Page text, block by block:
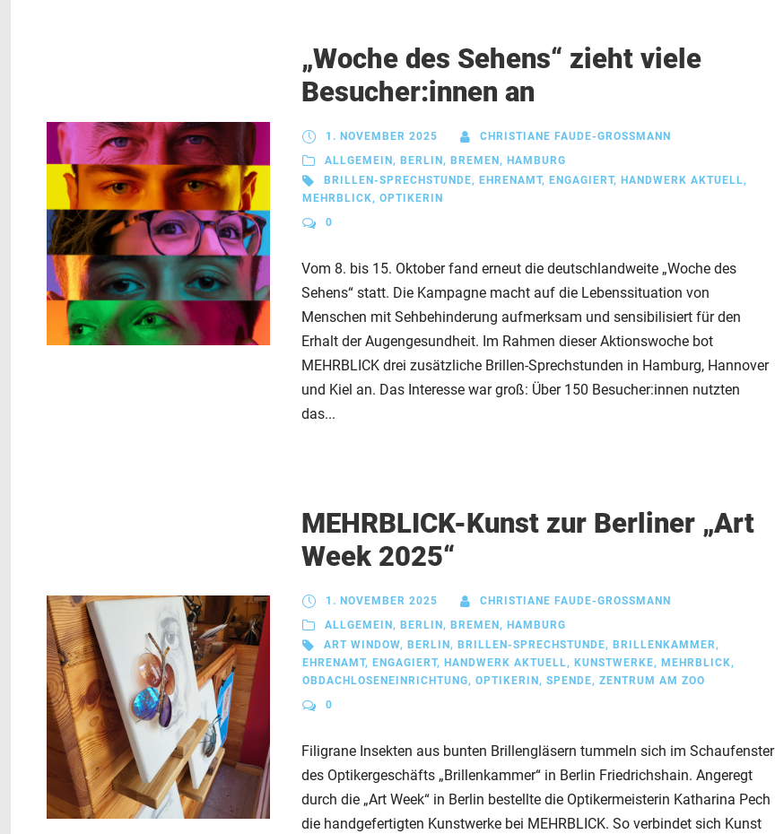
„Woche des Sehens“ zieht viele
Besucher:innen an
1. NOVEMBER 2025
CHRISTIANE FAUDE-GROSSMANN
ALLGEMEIN , BERLIN , BREMEN , HAMBURG
BRILLEN-SPRECHSTUNDE, EHRENAMT, ENGAGIERT, HANDWERK AKTUELL,
MEHRBLICK, OPTIKERIN
0
Vom 8. bis 15. Oktober fand erneut die deutschlandweite „Woche des
Sehens“ statt. Die Kampagne macht auf die Lebenssituation von
Menschen mit Sehbehinderung aufmerksam und sensibilisiert für den
Erhalt der Augengesundheit. Im Rahmen dieser Aktionswoche bot
MEHRBLICK drei zusätzliche Brillen-Sprechstunden in Hamburg, Hannover
und Kiel an. Das Interesse war groß: Über 150 Besucher:innen nutzten
das...
MEHRBLICK-Kunst zur Berliner „Art
Week 2025“
1. NOVEMBER 2025
CHRISTIANE FAUDE-GROSSMANN
ALLGEMEIN , BERLIN , BREMEN , HAMBURG
ART WINDOW, BERLIN , BRILLEN-SPRECHSTUNDE, BRILLENKAMMER,
EHRENAMT, ENGAGIERT, HANDWERK AKTUELL, KUNSTWERKE, MEHRBLICK,
OBDACHLOSENEINRICHTUNG, OPTIKERIN , SPENDE, ZENTRUM AM ZOO
0
Filigrane Insekten aus bunten Brillengläsern tummeln sich im Schaufenster
des Optikergeschäfts „Brillenkammer“ in Berlin Friedrichshain. Angeregt
durch die „Art Week“ in Berlin bestellte die Optikermeisterin Katharina Pech
die handgefertigten Kunstwerke bei MEHRBLICK. So verbindet sich Kunst